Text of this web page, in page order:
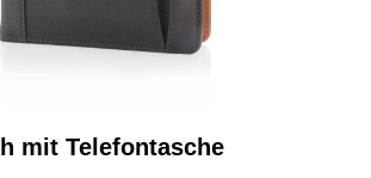
mit Telefontasche